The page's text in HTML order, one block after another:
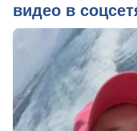
видео в